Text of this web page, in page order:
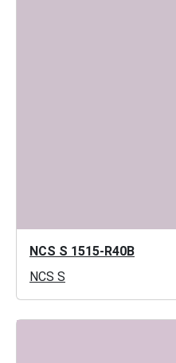
NCS S 1515-R40B
NCS S